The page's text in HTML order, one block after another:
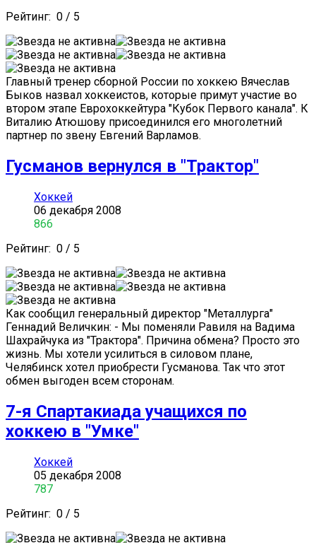
Рейтинг: 0 / 5
Главный тренер сборной России по хоккею Вячеслав
Быков назвал хоккеистов, которые примут участие во
втором этапе Еврохоккейтура "Кубок Первого канала". К
Виталию Атюшову присоединился его многолетний
партнер по звену Евгений Варламов.
Гусманов вернулся в "Трактор"
Хоккей
06 декабря 2008
866
Рейтинг: 0 / 5
Как сообщил генеральный директор "Металлурга"
Геннадий Величкин: - Мы поменяли Равиля на Вадима
Шахрайчука из "Трактора". Причина обмена? Просто это
жизнь. Мы хотели усилиться в силовом плане,
Челябинск хотел приобрести Гусманова. Так что этот
обмен выгоден всем сторонам.
7-я Спартакиада учащихся по
хоккею в "Умке"
Хоккей
05 декабря 2008
787
Рейтинг: 0 / 5